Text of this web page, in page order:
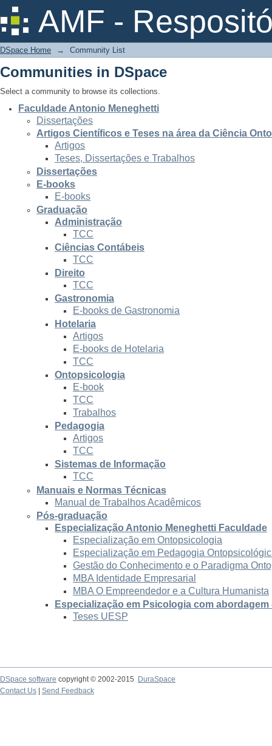
AMF -
Community List
DSpace Home → Community List
Communities in DSpace
Select a community to browse its collections.
Faculdade Antonio Meneghetti
Dissertações
Artigos Científicos e Teses na área da Ciência
Artigos
Teses, Dissertações e Trabalhos
Dissertações
E-books
E-books
Graduação
Administração
TCC
Ciências Contábeis
TCC
Direito
TCC
Gastronomia
E-books de Gastronomia
Hotelaria
Artigos
E-books de Hotelaria
TCC
Ontopsicologia
E-book
TCC
Trabalhos
Pedagogia
Artigos
TCC
Sistemas de Informação
TCC
Manuais e Normas Técnicas
Manual de Trabalhos Acadêmicos
Pós-graduação
Especialização Antonio Meneghetti Faculdade
Especialização em Ontopsicologia
Especialização em Pedagogia
Gestão do Conhecimento e o Paradigma
MBA Identidade Empresarial
MBA O Empreendedor e a Cultura Humanista
Especialização em Psicologia com
Teses UESP
DSpace software copyright © 2002-2015
DuraSpace
Contact Us
Send Feedback